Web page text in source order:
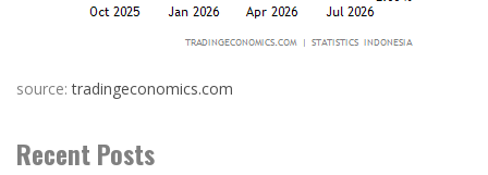
source:tradingeconomics.com
Recent Posts